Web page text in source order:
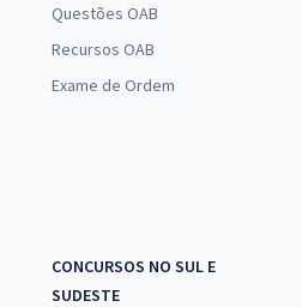
Questões OAB
Recursos OAB
Exame de Ordem
CONCURSOS NO SUL E
SUDESTE